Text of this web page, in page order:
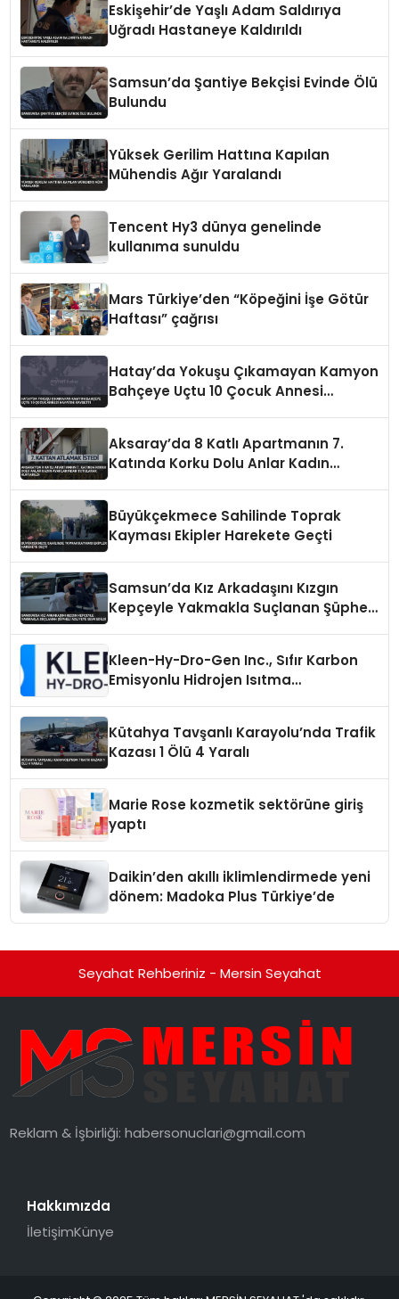
Eskişehir’de Yaşlı Adam Saldırıya
Uğradı Hastaneye Kaldırıldı
Samsun’da Şantiye Bekçisi Evinde Ölü
Bulundu
Yüksek Gerilim Hattına Kapılan
Mühendis Ağır Yaralandı
Tencent Hy3 dünya genelinde
kullanıma sunuldu
Mars Türkiye’den “Köpeğini İşe Götür
Haftası” çağrısı
Hatay’da Yokuşu Çıkamayan Kamyon
Bahçeye Uçtu 10 Çocuk Annesi
Aksaray’da 8 Katlı Apartmanın 7.
Katında Korku Dolu Anlar Kadın
Büyükçekmece Sahilinde Toprak
Kayması Ekipler Harekete Geçti
Samsun’da Kız Arkadaşını Kızgın
Kepçeyle Yakmakla Suçlanan Şüpheli
Kleen-Hy-Dro-Gen Inc., Sıfır Karbon
Emisyonlu Hidrojen Isıtma
Kütahya Tavşanlı Karayolu’nda Trafik
Kazası 1 Ölü 4 Yaralı
Marie Rose kozmetik sektörüne giriş
yaptı
Daikin’den akıllı iklimlendirmede yeni
dönem: Madoka Plus Türkiye’de
Seyahat Rehberiniz - Mersin Seyahat
Reklam & İşbirliği:habersonuclari@gmail.com
Hakkımızda
İletişimKünye